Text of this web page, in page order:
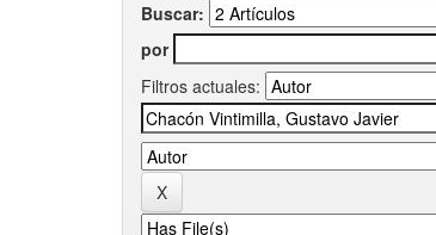
Buscar:
por
Filtros actuales: